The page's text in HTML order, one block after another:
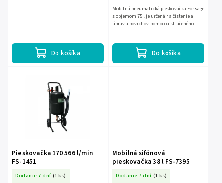
Do košíka Do košíka
Mobilná pneumatická pieskovačka Forsage
s objemom 75 l je určená na čistenie a
úpravu povrchov pomocou stlačeného
Pieskovačka 170 566 l/min
FS-1451
Dodanie 7 dní (1 ks)
Mobilná sifónová
pieskovačka 38 l FS-7395
Dodanie 7 dní (1 ks)